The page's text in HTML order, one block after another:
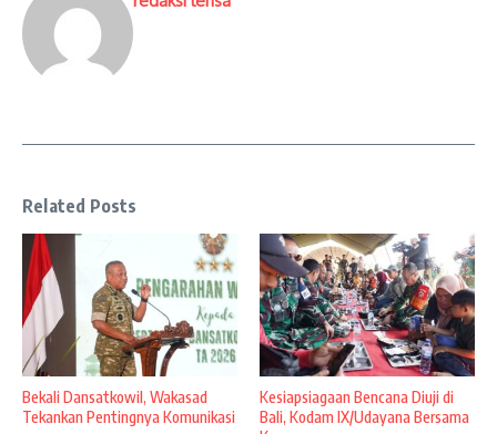
Related Posts
Bekali Dansatkowil, Wakasad
Tekankan Pentingnya Komunikasi
Kesiapsiagaan Bencana Diuji di
Bali, Kodam IX/Udayana Bersama